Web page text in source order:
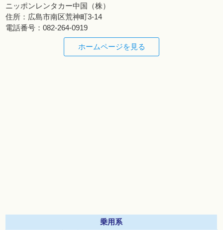
ニッポンレンタカー中国（株）
住所： 広島市南区荒神町3-14
電話番号：082-264-0919
ホームページを見る
乗用系